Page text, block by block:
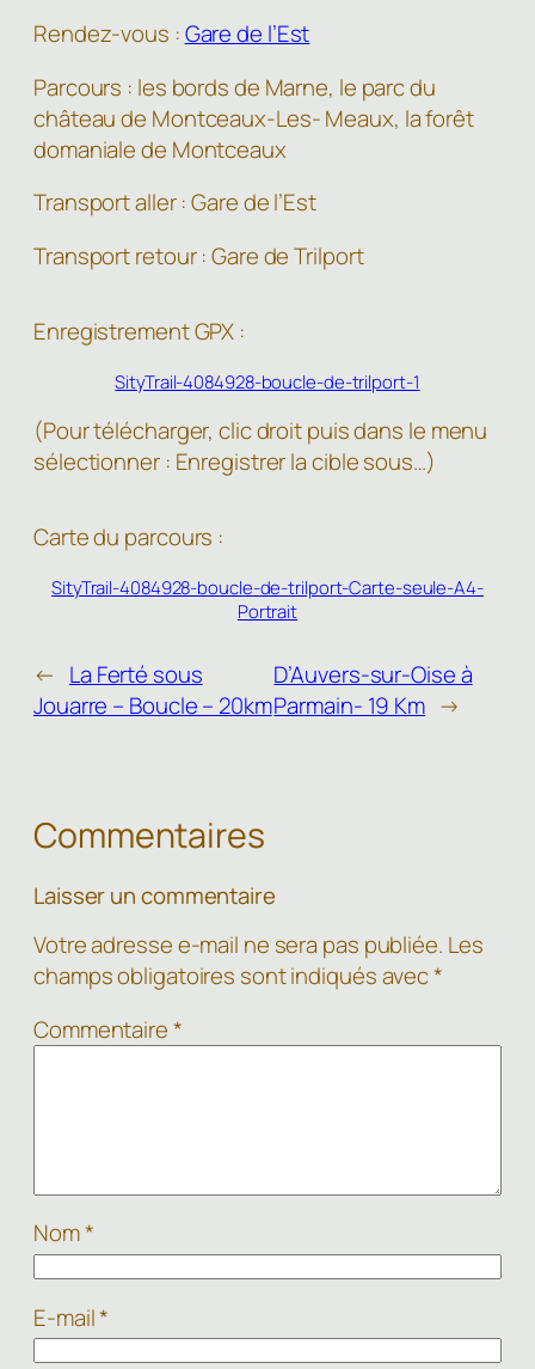
Rendez-vous :Gare de l’Est
Parcours : les bords de Marne, le parc du
château de Montceaux-Les- Meaux, la forêt
domaniale de Montceaux
Transport aller : Gare de l’Est
Transport retour : Gare de Trilport
Enregistrement GPX :
SityTrail-4084928-boucle-de-trilport-1
(Pour télécharger, clic droit puis dans le menu
sélectionner : Enregistrer la cible sous…)
Carte du parcours :
SityTrail-4084928-boucle-de-trilport-Carte-seule-A4-
Portrait
← La Ferté sous
Jouarre – Boucle – 20km
D’Auvers-sur-Oise à
Parmain- 19 Km →
Commentaires
Laisser un commentaire
Votre adresse e-mail ne sera pas publiée. Les
champs obligatoires sont indiqués avec*
Commentaire*
Nom*
E-mail*